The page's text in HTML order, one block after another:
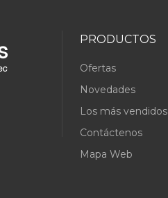
PRODUCTOS
Ofertas
Novedades
Los más vendidos
Contáctenos
Mapa Web